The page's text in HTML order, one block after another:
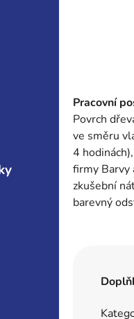
Pracovní
Povrch
ve směru
4
firmy Barvy
zkušební
barevný